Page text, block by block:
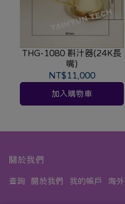
THG-1080 斟汁器(24K長
嘴)
NT$11,000
加入購物車
關於我們
查詢 關於我們 我的帳戶 海